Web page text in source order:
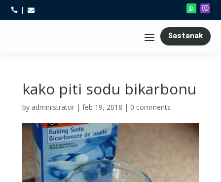
 
Sastanak
kako piti sodu bikarbonu
by administrator| feb 19, 2018 | 0 comments